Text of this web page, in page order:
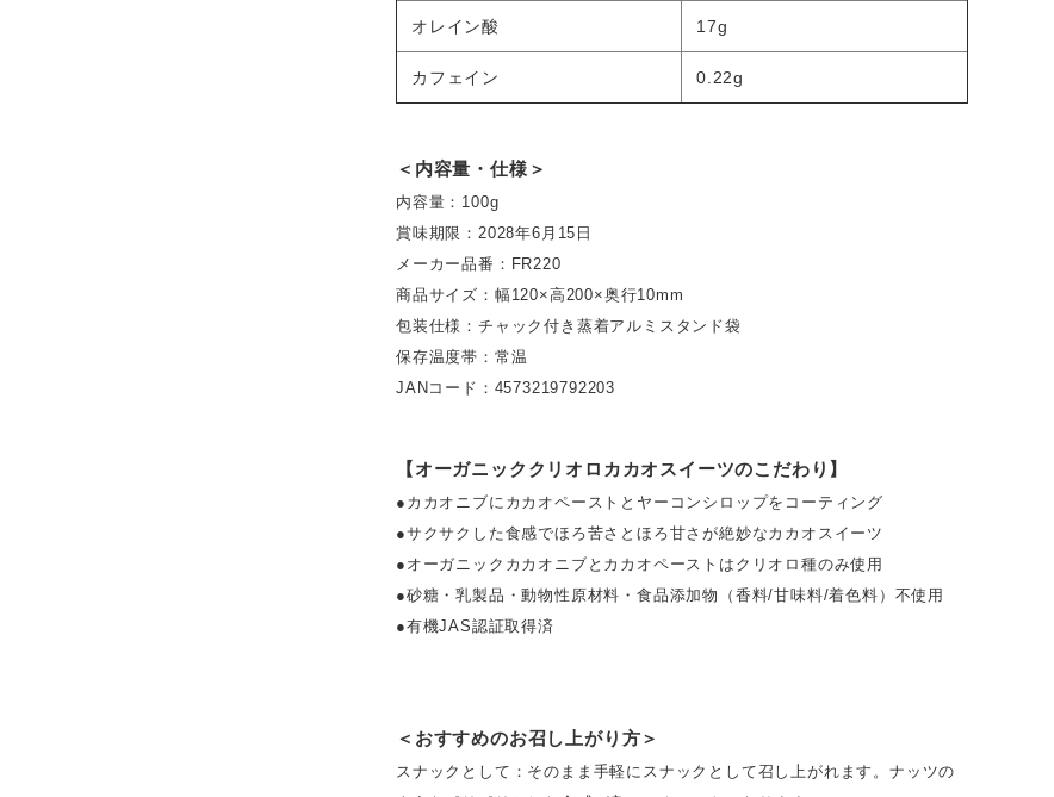
オレイン酸 17g
カフェイン 0.22g
＜内容量・仕様＞
内容量：100g
賞味期限：2028年6月15日
メーカー品番：FR220
商品サイズ：幅120×高200×奥行10mm
包装仕様：チャック付き蒸着アルミスタンド袋
保存温度帯：常温
JANコード：4573219792203
【オーガニッククリオロカカオスイーツのこだわり】
●カカオニブにカカオペーストとヤーコンシロップをコーティング
●サクサクした食感でほろ苦さとほろ甘さが絶妙なカカオスイーツ
●オーガニックカカオニブとカカオペーストはクリオロ種のみ使用
●砂糖・乳製品・動物性原材料・食品添加物（香料/甘味料/着色料）不使用
●有機JAS認証取得済
＜おすすめのお召し上がり方＞
スナックとして： そのまま手軽にスナックとして召し上がれます。ナッツの